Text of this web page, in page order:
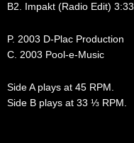
B2. Impakt (Radio Edit) 3:33
P. 2003 D-Plac Production
C. 2003 Pool-e-Music
Side A plays at 45 RPM.
Side B plays at 33 ⅓ RPM.